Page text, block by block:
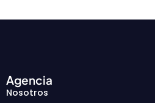
Agencia
Nosotros